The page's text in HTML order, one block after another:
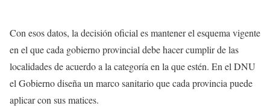
Con esos datos, la decisión oficial es mantener el esquema vigente
en el que cada gobierno provincial debe hacer cumplir de las
localidades de acuerdo a la categoría en la que estén. En el DNU
el Gobierno diseña un marco sanitario que cada provincia puede
aplicar con sus matices.